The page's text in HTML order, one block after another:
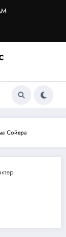
Сойера